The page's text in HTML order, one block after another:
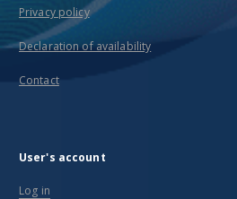
Privacy policy
Declaration of availability
Contact
User's account
Log in